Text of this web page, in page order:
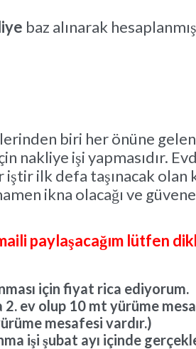
baz alınarak
biri her önüne
nakliye işi yapmasıdır.
ilk defa taşınacak
ikna olacağı ve
paylaşacağım lütfen
için fiyat rica ediyorum.
2. ev olup 10 mt yürüme
mesafesi vardır.)
işi şubat ayı içinde